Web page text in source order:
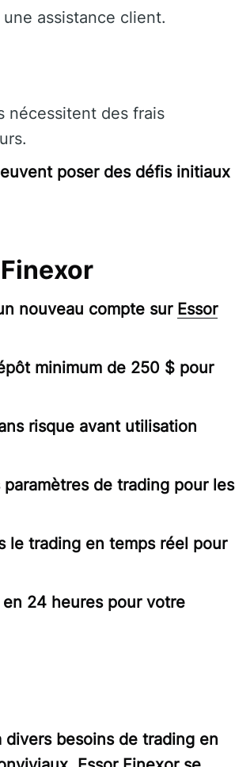
assistance client.
nécessitent des frais
poser des défis initiaux
nouveau compte sur Essor
minimum de 250 $ pour
risque avant utilisation
de trading pour les
le trading en temps réel pour
24 heures pour votre
besoins de trading en